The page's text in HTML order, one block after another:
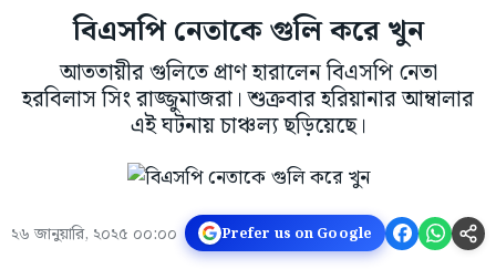
বিএসপি নেতাকে গুলি করে খুন
আততায়ীর গুলিতে প্রাণ হারালেন বিএসপি নেতা
হরবিলাস সিং রাজ্জুমাজরা। শুক্রবার হরিয়ানার আম্বালার
এই ঘটনায় চাঞ্চল্য ছড়িয়েছে।
২৬ জানুয়ারি, ২০২৫ ০০:০০ Prefer us on Google